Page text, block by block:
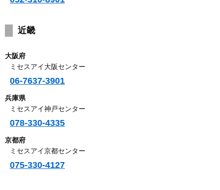
近畿
大阪府
ミセスアイ大阪センター
06-7637-3901
兵庫県
ミセスアイ神戸センター
078-330-4335
京都府
ミセスアイ京都センター
075-330-4127